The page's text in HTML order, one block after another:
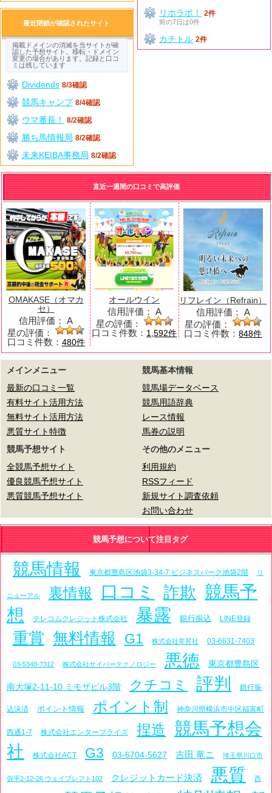
リホラボ！
2件
前の7日は0件
カチトル 2件
最近閉鎖が確認されたサイト
掲載ドメインの消滅を当サイトが確
認した予想サイト。移転・ドメイン
変更の場合があります。記録と口コ
ミは残しています
Dividends 8/3確認
競馬キャンプ 8/4確認
ウマ番長！ 8/2確認
勝ち馬情報局 8/2確認
未来KEIBA事務局 8/2確認
直近一週間の口コミで高評価
OMAKASE（オマカ
セ）
信用評価： A
星の評価：
口コミ件数： 480件
オールウイン
信用評価： A
星の評価：
口コミ件数： 1,592件
リフレイン（Refrain）
信用評価： A
星の評価：
口コミ件数：848件
メインメニュー
最新の口コミ一覧
有料サイト活用方法
無料サイト活用方法
悪質サイト特徴
競馬基本情報
競馬場データベース
競馬用語辞典
レース情報
馬券の説明
競馬予想サイト
全競馬予想サイト
優良競馬予想サイト
悪質競馬予想サイト
その他のメニュー
利用規約
RSSフィード
新規サイト調査依頼
お問い合わせ
競馬予想について注目タグ
競馬情報 東京都豊島区池袋3-34-7 ビジネスパーク池袋2階 リ
ニューアル 裏情報 口コミ 詐欺 競馬予
想
テレコムクレジット株式会社 暴露 銀行振込 LINE登録
重賞 無料情報 G1 株式会社常昇社 03-6631-7403
03-5348-7312 株式会社サイバーテクノロジー 悪徳 東京都豊島区
南大塚2-11-10 ミモザビル3階 クチコミ 評判 銀行振
込決済 ポイント情報 ポイント制 神奈川県横浜市中区福富町
西通1-7 株式会社エンタープライズ 捏造
競馬予想会
社
株式会社ACT G3 03-6704-5627 吉田 竜ニ 埼玉県川口市
弥平2-12-26 ウェイブレフト102 クレジットカード決済 悪質 西